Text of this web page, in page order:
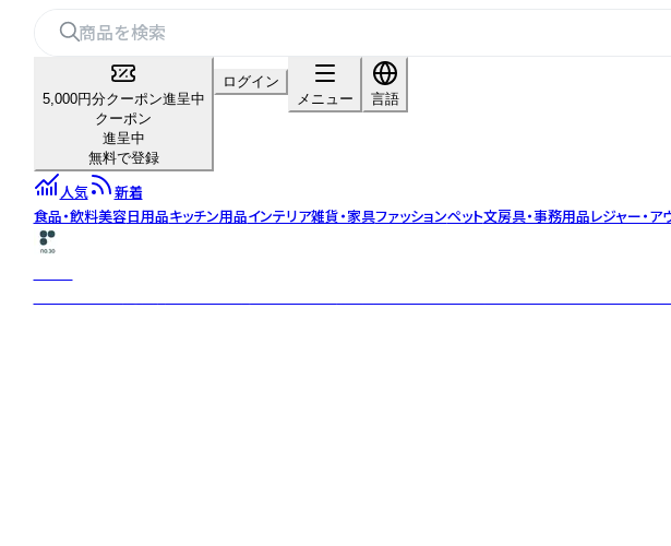
5,000円分クーポン進呈中
クーポン
進呈中
無料で登録
ログイン
メニュー
言語
人気
新着
食品・飲料美容日用品キッチン用品インテリア雑貨・家具ファッションペット文房具・事務用品レジャー・ア